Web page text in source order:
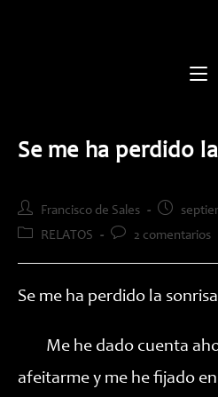
Se me ha perdido
Autor
de
entrada:
Francisco de Sales
Publicación
entrada:
Categoría
entrada:
RELATOS
Comentarios
entrada:
2 comentarios
Se me ha perdido la
Me he dado cuenta
afeitarme y me he fijado